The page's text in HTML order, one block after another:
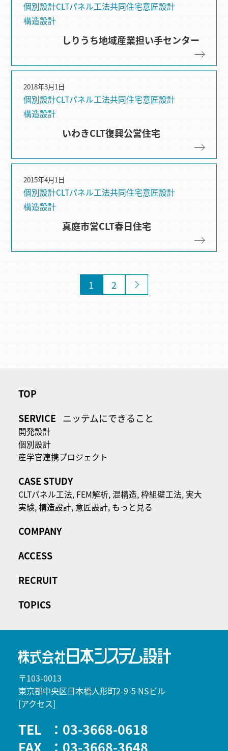
個別設計CLTパネル⼯法共同住宅意匠設計
構造設計
しりうち地域産業担い手センター
個別設計CLTパネル⼯法共同住宅意匠設計
構造設計
2018年3月1日
いわきCLT復興公営住宅
個別設計CLTパネル⼯法共同住宅意匠設計
構造設計
2015年4月1日
真庭市営CLT春日住宅
1 2
〒103-0013
東京都中央区日本橋人形町2-9-5 NSビル
[アクセス]
TEL
：03-3668-0618
FAX
：03-3668-3648
TOP
SERVICE ニッテムにできること
開発設計
個別設計
産学官連携プロジェクト
CASE STUDY
CLTパネル⼯法, FEM解析,混構造,枠組壁工法, 実大
実験,構造設計, 意匠設計, もっと見る
COMPANY
ACCESS
RECRUIT
TOPICS